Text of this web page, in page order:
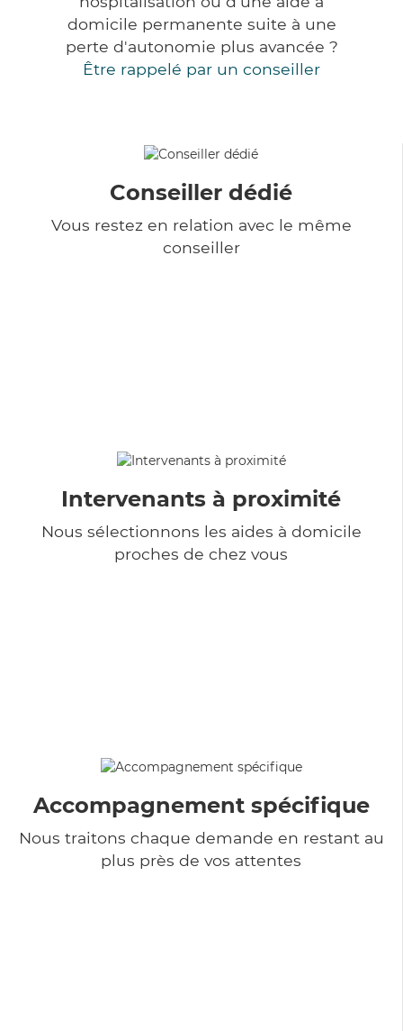
domicile permanente suite à une
perte d'autonomie plus avancée ?
Être rappelé par un conseiller
Conseiller dédié
Vous restez en relation avec le même
conseiller
Intervenants à proximité
Nous sélectionnons les aides à domicile
proches de chez vous
Accompagnement spécifique
Nous traitons chaque demande en restant au
plus près de vos attentes